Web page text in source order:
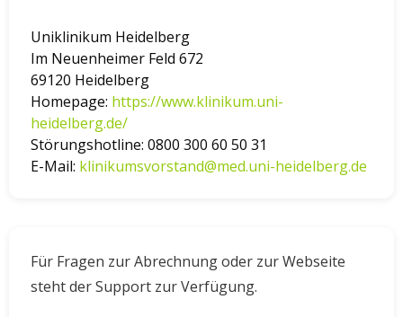
Uniklinikum Heidelberg
Im Neuenheimer Feld 672
69120 Heidelberg
Homepage: https://www.klinikum.uni-
heidelberg.de/
Störungshotline: 0800 300 60 50 31
E-Mail: klinikumsvorstand@med.uni-heidelberg.de
Für Fragen zur Abrechnung oder zur Webseite
steht der Support zur Verfügung.